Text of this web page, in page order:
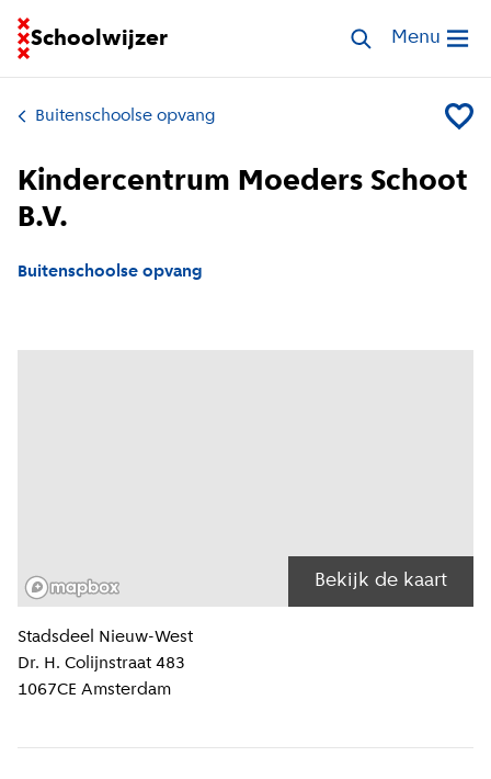
Schoolwijzer
Ga naar homepage van SchoolwijzerZoek opvang
Open
Menu
Buitenschoolse opvang Voeg
Kindercentrum Moeders Schoot
B.V.
Buitenschoolse opvang
Bekijk de kaart
Locatiegegevens
Stadsdeel
Nieuw-West
Dr. H. Colijnstraat 483
1067CE Amsterdam